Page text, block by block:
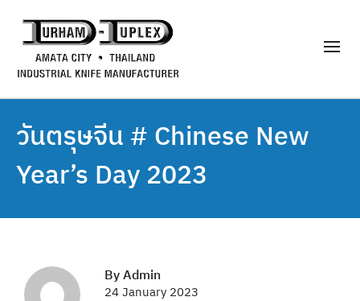
วันตรุษจีน # Chinese New
Year’s Day 2023
By Admin
24 January 2023